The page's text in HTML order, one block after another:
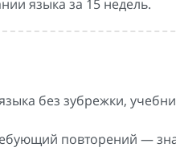
языка за 15 недель.
без зубрежки,
повторений —